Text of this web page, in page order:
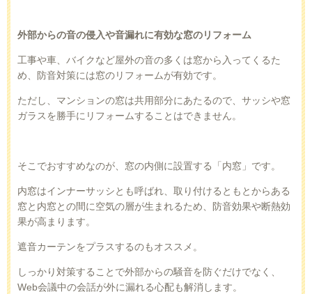
外部からの音の侵入や音漏れに有効な窓のリフォーム
工事や車、バイクなど屋外の音の多くは窓から入ってくるた
め、防音対策には窓のリフォームが有効です。
ただし、マンションの窓は共用部分にあたるので、サッシや窓
ガラスを勝手にリフォームすることはできません。
そこでおすすめなのが、窓の内側に設置する「内窓」です。
内窓はインナーサッシとも呼ばれ、取り付けるともとからある
窓と内窓との間に空気の層が生まれるため、防音効果や断熱効
果が高まります。
遮音カーテンをプラスするのもオススメ。
しっかり対策することで外部からの騒音を防ぐだけでなく、
Web会議中の会話が外に漏れる心配も解消します。